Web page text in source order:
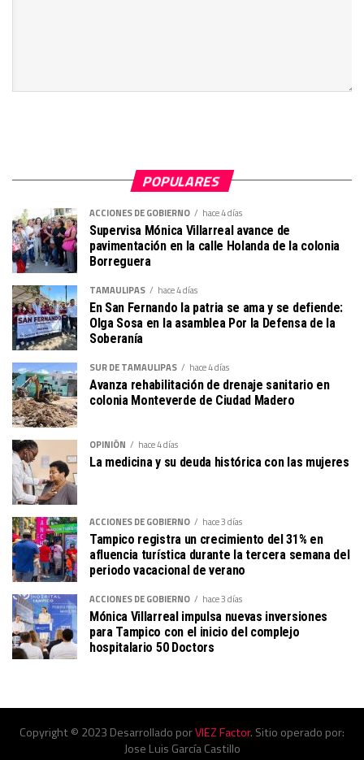
POPULARES
ACCIONES DE GOBIERNO hace 4 días
Supervisa Mónica Villarreal avance de
pavimentación en la calle Holanda de la colonia
Borreguera
TAMAULIPAS hace 4 días
En San Fernando la patria se ama y se defiende:
Olga Sosa en la asamblea Por la Defensa de la
Soberanía
SUR DE TAMAULIPAS hace 4 días
Avanza rehabilitación de drenaje sanitario en
colonia Monteverde de Ciudad Madero
OPINIÓN hace 4 días
La medicina y su deuda histórica con las mujeres
ACCIONES DE GOBIERNO hace 3 días
Tampico registra un crecimiento del 31% en
afluencia turística durante la tercera semana del
periodo vacacional de verano
ACCIONES DE GOBIERNO hace 3 días
Mónica Villarreal impulsa nuevas inversiones
para Tampico con el inicio del complejo
hospitalario 50 Doctors
Copyright © 2023 Desarrollado porVIEZ Factor. Sitio operado por:
Jose Luis García Castillo